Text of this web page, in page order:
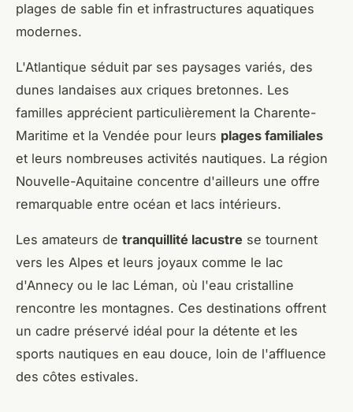
plages de sable fin et infrastructures aquatiques
modernes.
L'Atlantique séduit par ses paysages variés, des
dunes landaises aux criques bretonnes. Les
familles apprécient particulièrement la Charente-
Maritime et la Vendée pour leurs plages familiales
et leurs nombreuses activités nautiques. La région
Nouvelle-Aquitaine concentre d'ailleurs une offre
remarquable entre océan et lacs intérieurs.
Les amateurs de tranquillité lacustre se tournent
vers les Alpes et leurs joyaux comme le lac
d'Annecy ou le lac Léman, où l'eau cristalline
rencontre les montagnes. Ces destinations offrent
un cadre préservé idéal pour la détente et les
sports nautiques en eau douce, loin de l'affluence
des côtes estivales.